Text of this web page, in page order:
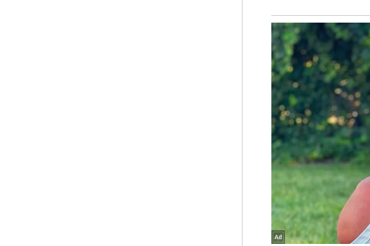
Tawaran
menjadi antara
Menurutnya,
sekitar
utama yang